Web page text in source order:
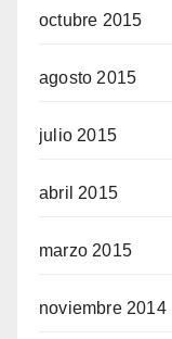
octubre 2015
agosto 2015
julio 2015
abril 2015
marzo 2015
noviembre 2014